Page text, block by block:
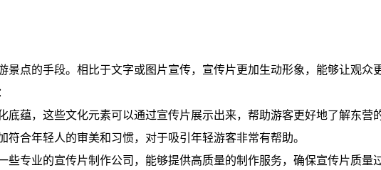
景点的手段。相比于文字或图片宣传，宣传片更加生动形象，能够让观众
底蕴，这些文化元素可以通过宣传片展示出来，帮助游客更好地了解东营
符合年轻人的审美和习惯，对于吸引年轻游客非常有帮助。
些专业的宣传片制作公司，能够提供高质量的制作服务，确保宣传片质量